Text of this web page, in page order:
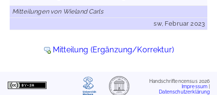
Mitteilungen von Wieland Carls
sw, Februar 2023
Mitteilung (Ergänzung/Korrektur)
Handschriftencensus 2026
Impressum
Datenschutzerklärung